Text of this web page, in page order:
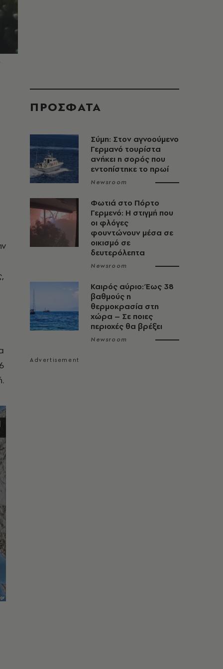
ΠΡΟΣΦΑΤΑ
Σύμη: Στον αγνοούμενο
Γερμανό τουρίστα
ανήκει η σορός που
εντοπίστηκε το πρωί
Newsroom
Φωτιά στο Πόρτο
Γερμενό: Η στιγμή που
οι φλόγες
φουντώνουν μέσα σε
οικισμό σε
δευτερόλεπτα
Newsroom
Καιρός αύριο: Έως 38
βαθμούς η
θερμοκρασία στη
χώρα – Σε ποιες
περιοχές θα βρέξει
Newsroom